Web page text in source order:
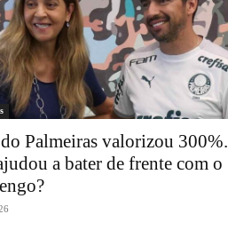
Palmeiras valorizou 300%.
a bater de frente com o